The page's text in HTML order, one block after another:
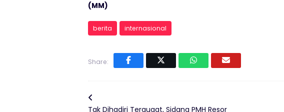
(MM)
berita internasional
Share:
Tak Dihadiri Tergugat, Sidang PMH Resor